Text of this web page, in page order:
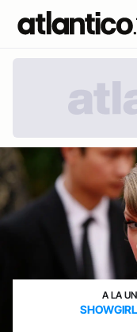
A LA